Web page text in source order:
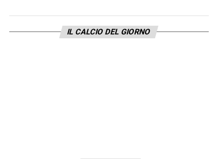
della Salernitana che l’anno scorso con
Sousa ha ottenuto una media di 1,2 punti a
IL CALCIO DEL GIORNO